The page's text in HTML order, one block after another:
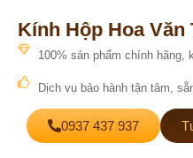
Kính Hộp Hoa Văn
100% sản phẩm chính hãng,
Dịch vụ bảo hành tận tâm,
0937 437 937